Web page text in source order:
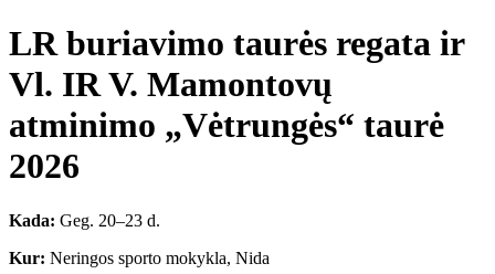
LR buriavimo taurės regata ir
Vl. IR V. Mamontovų
atminimo „Vėtrungės“ taurė
2026
Kada: Geg. 20–23 d.
Kur: Neringos sporto mokykla, Nida